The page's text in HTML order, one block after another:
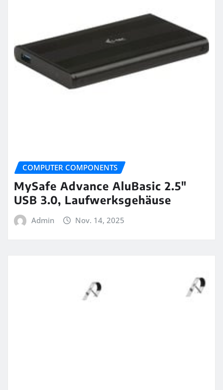
COMPUTER COMPONENTS
MySafe Advance AluBasic 2.5″
USB 3.0, Laufwerksgehäuse
Admin Nov. 14, 2025